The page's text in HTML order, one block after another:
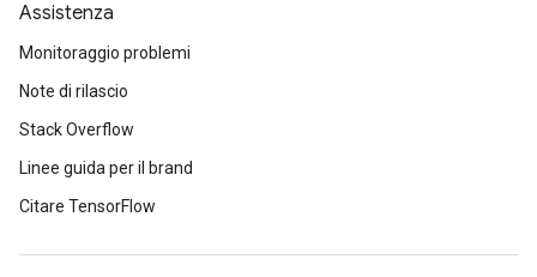
Assistenza
Monitoraggio problemi
Note di rilascio
Stack Overflow
Linee guida per il brand
Citare TensorFlow